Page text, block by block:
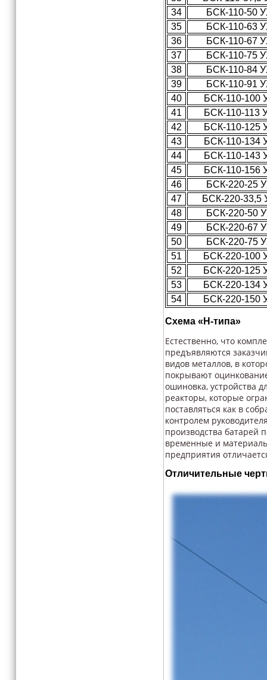
34
БСК-110-50
35
БСК-110-63
36
БСК-110-67
37
БСК-110-75
38
БСК-110-84
39
БСК-110-91
40
БСК-110-100
41
БСК-110-113
42
БСК-110-125
43
БСК-110-134
44
БСК-110-143
45
БСК-110-156
46
БСК-220-25
47
БСК-220-33,5
48
БСК-220-50
49
БСК-220-67
50
БСК-220-75
51
БСК-220-100
52
БСК-220-125
53
БСК-220-134
54
БСК-220-150
Схема «Н-типа»
Естественно, что
предъявляются
видов металлов, в
покрывают
ошиновка, устройства
реакторы, которые
поставляться как в
контролем
производства батарей
временные и
предприятия
Отличительные